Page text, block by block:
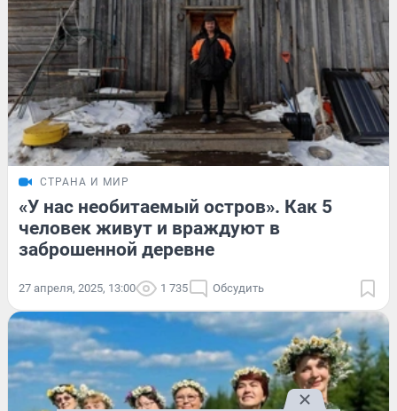
СТРАНА И МИР
«У нас необитаемый остров». Как 5
человек живут и враждуют в
заброшенной деревне
27 апреля, 2025, 13:00 1 735 Обсудить